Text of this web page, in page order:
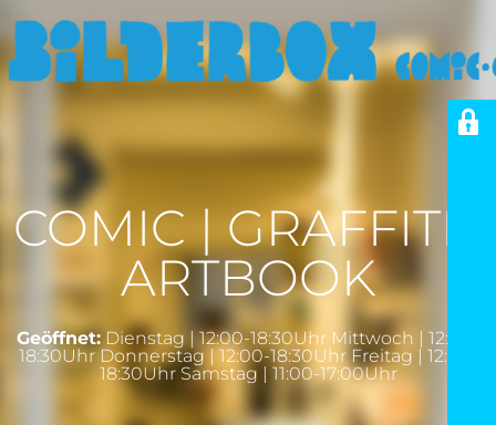
COMIC | GRAFFITI |
ARTBOOK
Geöffnet: Dienstag | 12:00-18:30Uhr Mittwoch | 12:00-
18:30Uhr Donnerstag | 12:00-18:30Uhr Freitag | 12:00-
18:30Uhr Samstag | 11:00-17:00Uhr